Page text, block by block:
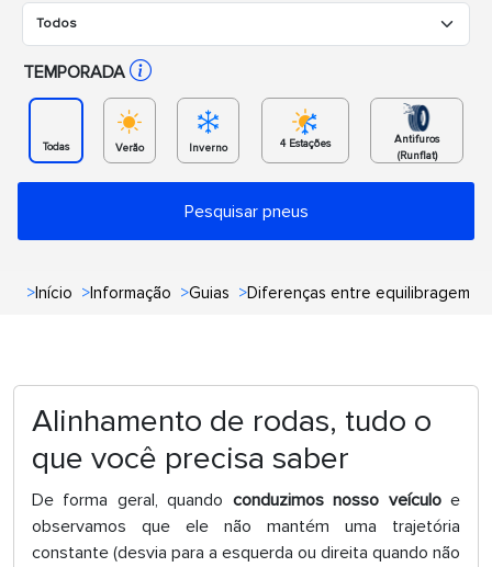
TEMPORADA
Todas Verão Inverno 4 Estações
Antifuros
(Runflat)
Pesquisar pneus
>Início >Informação >Guias >Diferenças entre equilibragem e
Alinhamento de rodas, tudo o
que você precisa saber
De forma geral, quando conduzimos nosso veículoe
observamos que ele não mantém uma trajetória
constante (desvia para a esquerda ou direita quando não